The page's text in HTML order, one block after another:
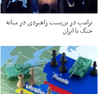
ترامپ در بن‌بست راهبردی در میانه
جنگ با ایران